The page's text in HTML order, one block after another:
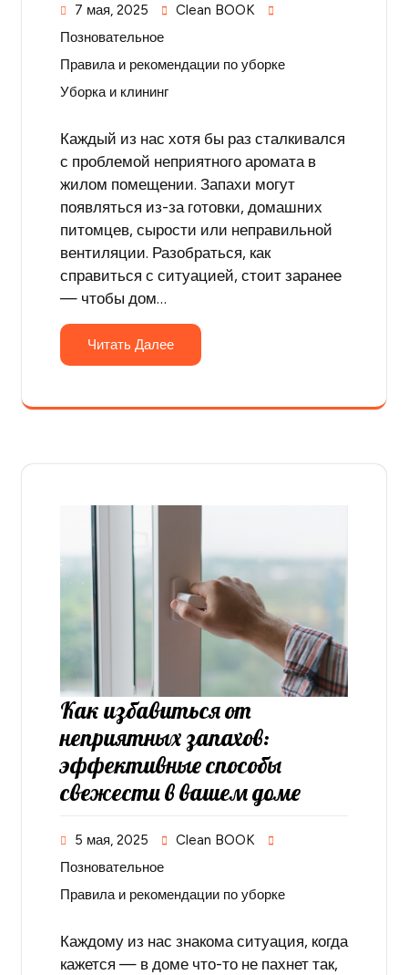
7 мая, 2025
Clean BOOK
Позновательное
Правила и рекомендации по уборке
Уборка и клининг
Каждый из нас хотя бы раз сталкивался
с проблемой неприятного аромата в
жилом помещении. Запахи могут
появляться из-за готовки, домашних
питомцев, сырости или неправильной
вентиляции. Разобраться, как
справиться с ситуацией, стоит заранее
— чтобы дом…
Читать Далее
Как избавиться от
неприятных запахов:
эффективные способы
свежести в вашем доме
5 мая, 2025
Clean BOOK
Позновательное
Правила и рекомендации по уборке
Каждому из нас знакома ситуация, когда
кажется — в доме что-то не пахнет так,